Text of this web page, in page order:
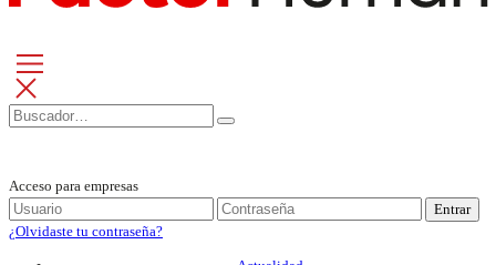
Acceso para empresas
Entrar
¿Olvidaste tu contraseña?